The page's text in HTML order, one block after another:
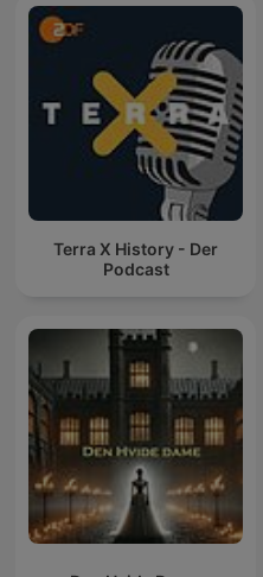
Terra X History - Der
Podcast